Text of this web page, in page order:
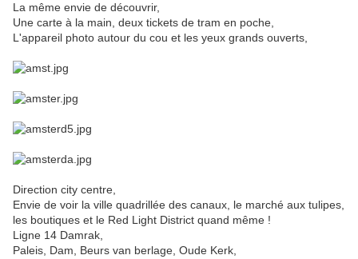
La même envie de découvrir,
Une carte à la main, deux tickets de tram en poche,
L'appareil photo autour du cou et les yeux grands ouverts,
Direction city centre,
Envie de voir la ville quadrillée des canaux, le marché aux tulipes,
les boutiques et le Red Light District quand même !
Ligne 14 Damrak,
Paleis, Dam, Beurs van berlage, Oude Kerk,